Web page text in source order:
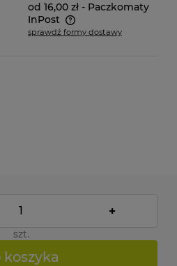
od 16,00 zł - Paczkomaty
InPost
kosztów płatności
sprawdź formy dostawy
+
szt.
koszyka